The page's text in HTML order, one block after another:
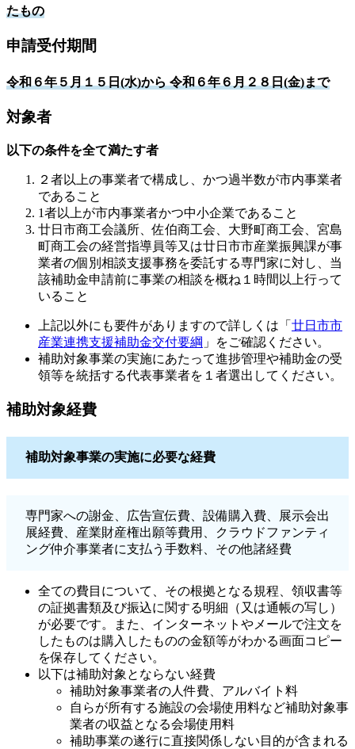
たもの
申請受付期間
令和６年５月１５日(水)から 令和６年６月２８日(金)まで
対象者
以下の条件を全て満たす者
２者以上の事業者で構成し、かつ過半数が市内事業者
であること
1者以上が市内事業者かつ中小企業であること
廿日市商工会議所、佐伯商工会、大野町商工会、宮島
町商工会の経営指導員等又は廿日市市産業振興課が事
業者の個別相談支援事務を委託する専門家に対し、当
該補助金申請前に事業の相談を概ね１時間以上行って
いること
上記以外にも要件がありますので詳しくは「 廿日市市
産業連携支援補助金交付要綱 」をご確認ください。
補助対象事業の実施にあたって進捗管理や補助金の受
領等を統括する代表事業者を１者選出してください。
補助対象経費
補助対象事業の実施に必要な経費
専門家への謝金、広告宣伝費、設備購入費、展示会出
展経費、産業財産権出願等費用、クラウドファンティ
ング仲介事業者に支払う手数料、その他諸経費
全ての費目について、その根拠となる規程、領収書等
の証拠書類及び振込に関する明細（又は通帳の写し）
が必要です。また、インターネットやメールで注文を
したものは購入したものの金額等がわかる画面コピー
を保存してください。
以下は補助対象とならない経費
補助対象事業者の人件費、アルバイト料
自らが所有する施設の会場使用料など補助対象事
業者の収益となる会場使用料
補助事業の遂行に直接関係しない目的が含まれる